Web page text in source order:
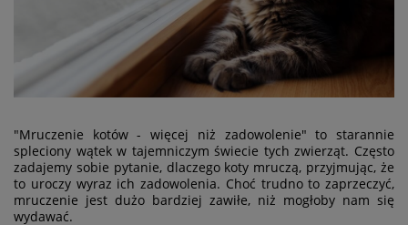
"Mruczenie kotów - więcej niż zadowolenie" to starannie
spleciony wątek w tajemniczym świecie tych zwierząt. Często
zadajemy sobie pytanie, dlaczego koty mruczą, przyjmując, że
to uroczy wyraz ich zadowolenia. Choć trudno to zaprzeczyć,
mruczenie jest dużo bardziej zawiłe, niż mogłoby nam się
wydawać.